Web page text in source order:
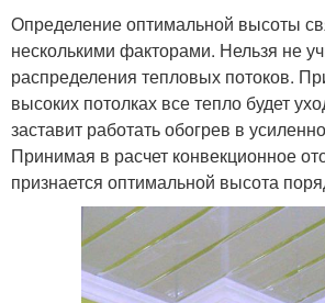
Определение оптимальной высоты
несколькими факторами. Нельзя не
распределения тепловых потоков.
высоких потолках все тепло будет
заставит работать обогрев в
Принимая в расчет конвекционное
признается оптимальной высота